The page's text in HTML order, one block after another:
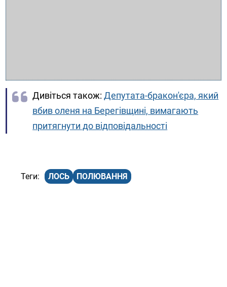
Дивіться також:Депутата-бракон'єра, який
вбив оленя на Берегівщині, вимагають
притягнути до відповідальності
ЛОСЬ ПОЛЮВАННЯ